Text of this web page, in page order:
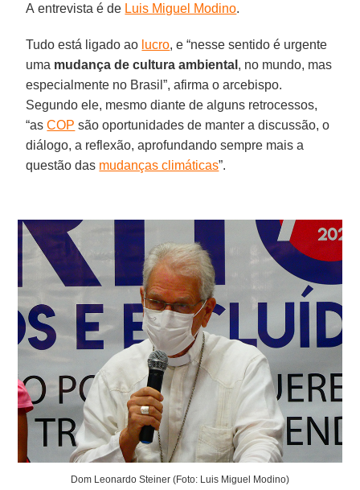
A entrevista é de Luis Miguel Modino.
Tudo está ligado ao lucro, e “nesse sentido é urgente
uma mudança de cultura ambiental , no mundo, mas
especialmente no Brasil”, afirma o arcebispo.
Segundo ele, mesmo diante de alguns retrocessos,
“asCOP são oportunidades de manter a discussão, o
diálogo, a reflexão, aprofundando sempre mais a
questão das mudanças climáticas”.
Dom Leonardo Steiner (Foto: Luis Miguel Modino)